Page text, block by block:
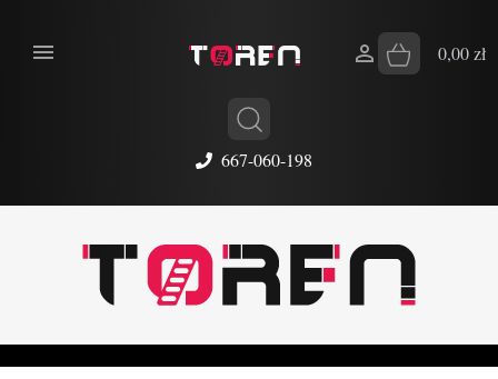
667-060-198
 0,00 zł
